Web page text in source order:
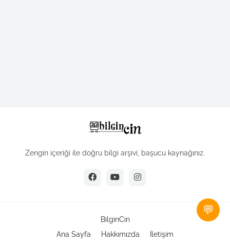
Zengin içeriği ile doğru bilgi arşivi, başucu kaynağınız.
BilginCin
Ana Sayfa
Hakkımızda İletişim
💬